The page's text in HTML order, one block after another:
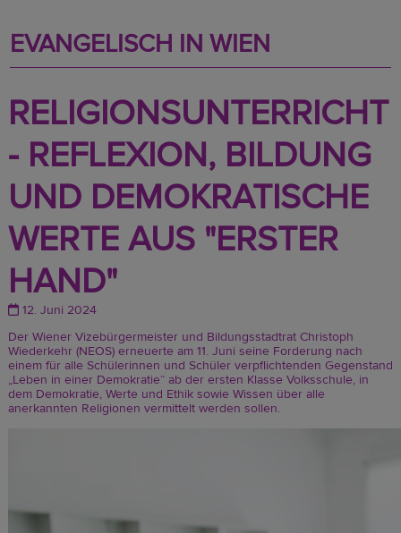
EVANGELISCH IN WIEN
RELIGIONSUNTERRICHT
- REFLEXION, BILDUNG
UND DEMOKRATISCHE
WERTE AUS "ERSTER
HAND"
12. Juni 2024
Der Wiener Vizebürgermeister und Bildungsstadtrat Christoph
Wiederkehr (NEOS) erneuerte am 11. Juni seine Forderung nach
einem für alle Schülerinnen und Schüler verpflichtenden Gegenstand
„Leben in einer Demokratie“ ab der ersten Klasse Volksschule, in
dem Demokratie, Werte und Ethik sowie Wissen über alle
anerkannten Religionen vermittelt werden sollen.